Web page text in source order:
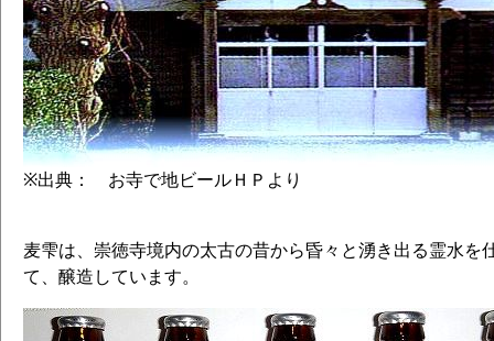
※出典： お寺で地ビールＨＰより
麦雫は、崇徳寺境内の太古の昔から昏々と湧き出る霊水を
て、醸造しています。